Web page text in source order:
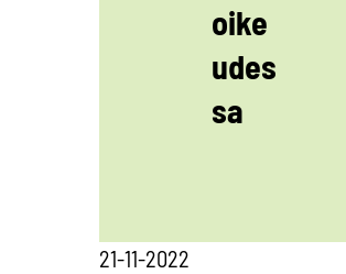
oike
udes
sa
21-11-2022